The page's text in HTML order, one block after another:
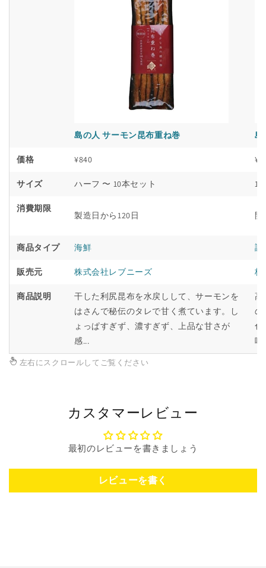
島の人 サーモン昆布重ね巻 島
価格 ¥840
サイズ ハーフ 〜 10本セット 1
消費期限
製造日から120日 開
商品タイプ 海鮮 調
販売元 株式会社レブニーズ 株
商品説明
干した利尻昆布を水戻しして、サーモンを
はさんで秘伝のタレで甘く煮ています。し
ょっぱすぎず、濃すぎず、上品な甘さが
感...
高
の
色
味
左右にスクロールしてご覧ください
カスタマーレビュー
最初のレビューを書きましょう
レビューを書く